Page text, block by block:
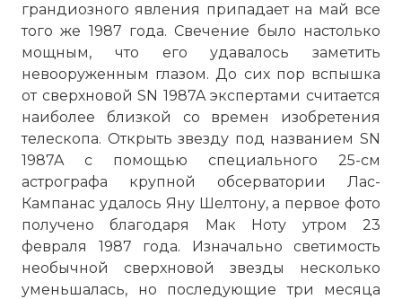
грандиозного явления припадает на май все
того же 1987 года. Свечение было настолько
мощным, что его удавалось заметить
невооруженным глазом. До сих пор вспышка
от сверхновой SN 1987A экспертами считается
наиболее близкой со времен изобретения
телескопа. Открыть звезду под названием SN
1987A с помощью специального 25-см
астрографа крупной обсерватории Лас-
Кампанас удалось Яну Шелтону, а первое фото
получено благодаря Мак Ноту утром 23
февраля 1987 года. Изначально светимость
необычной сверхновой звезды несколько
уменьшалась, но последующие три месяца